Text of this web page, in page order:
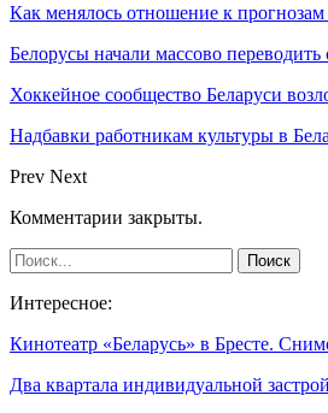
Как менялось отношение к
Белорусы начали массово
Хоккейное сообщество Беларуси
Надбавки работникам культуры в
Prev Next
Комментарии закрыты.
Интересное:
Кинотеатр «Беларусь» в Бресте.
Два квартала индивидуальной